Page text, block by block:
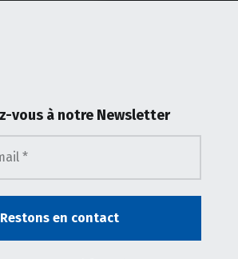
vous à notre Newsletter